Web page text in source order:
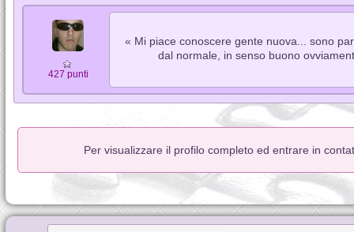
427 punti
« Mi piace conoscere gente nuova... sono
dal normale, in senso buono
Per visualizzare il profilo completo ed entrare in